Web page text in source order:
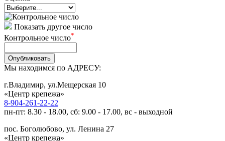
Показать другое число
Контрольное число*
Опубликовать
Мы находимся по АДРЕСУ:
г.Владимир, ул.Мещерская 10
«Центр крепежа»
8-904-261-22-22
пн-пт: 8.30 - 18.00, сб: 9.00 - 17.00, вс - выходной
пос. Боголюбово, ул. Ленина 27
«Центр крепежа»